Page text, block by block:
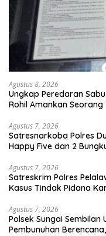
Agustus 8, 2026
Ungkap Peredaran
Rohil Amankan Seorang
Agustus 7, 2026
Satresnarkoba Polres
Happy Five dan 2
Agustus 7, 2026
Satreskrim Polres
Kasus Tindak Pidana
Agustus 7, 2026
Polsek Sungai
Pembunuhan